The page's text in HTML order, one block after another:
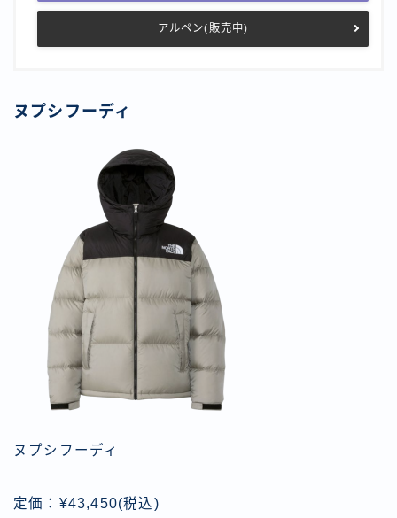
アルペン(販売中)
ヌプシフーディ
ヌプシフーディ
定価：¥43,450(税込)